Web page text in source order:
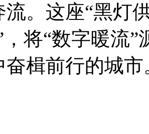
。这座“黑灯
，将“数字暖流
奋楫前行的城市